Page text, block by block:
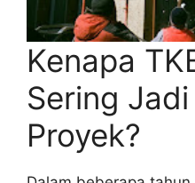
Kenapa
Sering
Proyek?